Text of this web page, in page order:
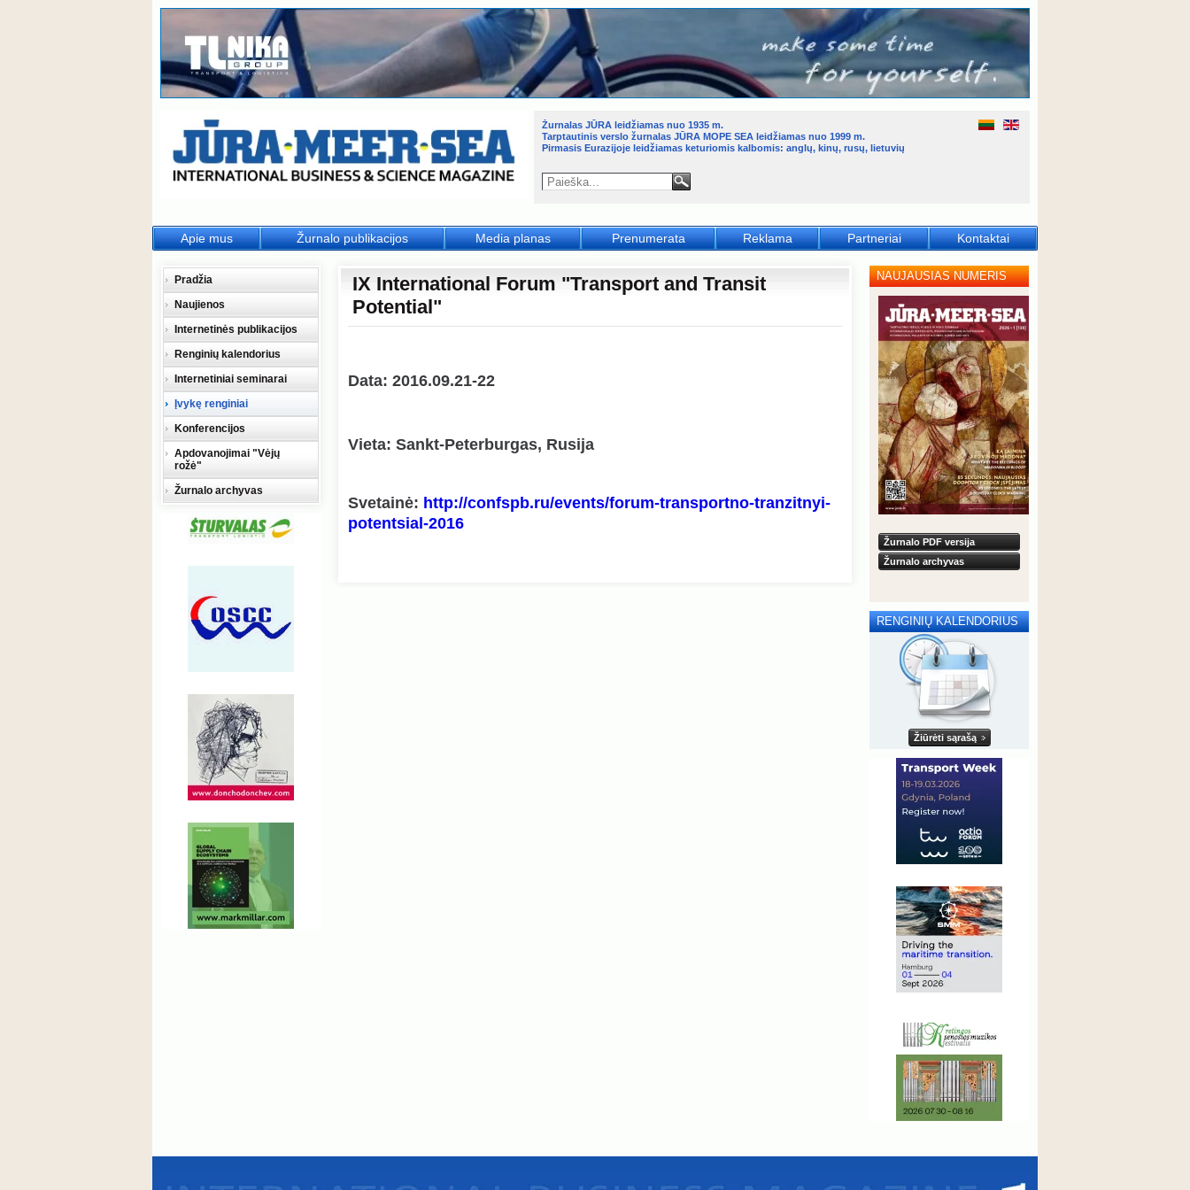
IX International Forum "Transport and Transit
Potential"
Data: 2016.09.21-22
Vieta: Sankt-Peterburgas, Rusija
Svetainė: http://confspb.ru/events/forum-transportno-tranzitnyi-
potentsial-2016
Pradžia
Naujienos
Internetinės publikacijos
Renginių kalendorius
Internetiniai seminarai
Įvykę renginiai
Konferencijos
Apdovanojimai "Vėjų
rožė"
Žurnalo archyvas
NAUJAUSIAS NUMERIS
Žurnalo PDF versija
Žurnalo archyvas
RENGINIŲ KALENDORIUS
Žiūrėti sąrašą
Apie mus Žurnalo publikacijos Media planas Prenumerata Reklama Partneriai Kontaktai
Žurnalas JŪRA leidžiamas nuo 1935 m.
Tarptautinis verslo žurnalas JŪRA MOPE SEA leidžiamas nuo 1999 m.
Pirmasis Eurazijoje leidžiamas keturiomis kalbomis: anglų, kinų, rusų, lietuvių